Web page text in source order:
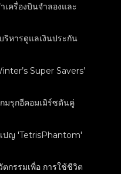
เครื่องบินจำลองและ
ริหารดูแลเงินประกัน
Super Savers’
มรุกอีคอมเมิร์ซดันคู่
ปญ 'TetrisPhantom'
กรรมเพื่อ การใช้ชีวิต